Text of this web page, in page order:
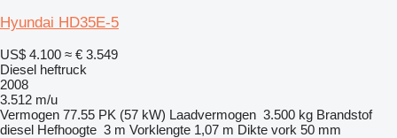
Hyundai HD35E-5
US$ 4.100 ≈ € 3.549
Diesel heftruck
2008
3.512 m/u
Vermogen 77.55 PK (57 kW) Laadvermogen 3.500 kg Brandstof
diesel Hefhoogte 3 m Vorklengte 1,07 m Dikte vork 50 mm